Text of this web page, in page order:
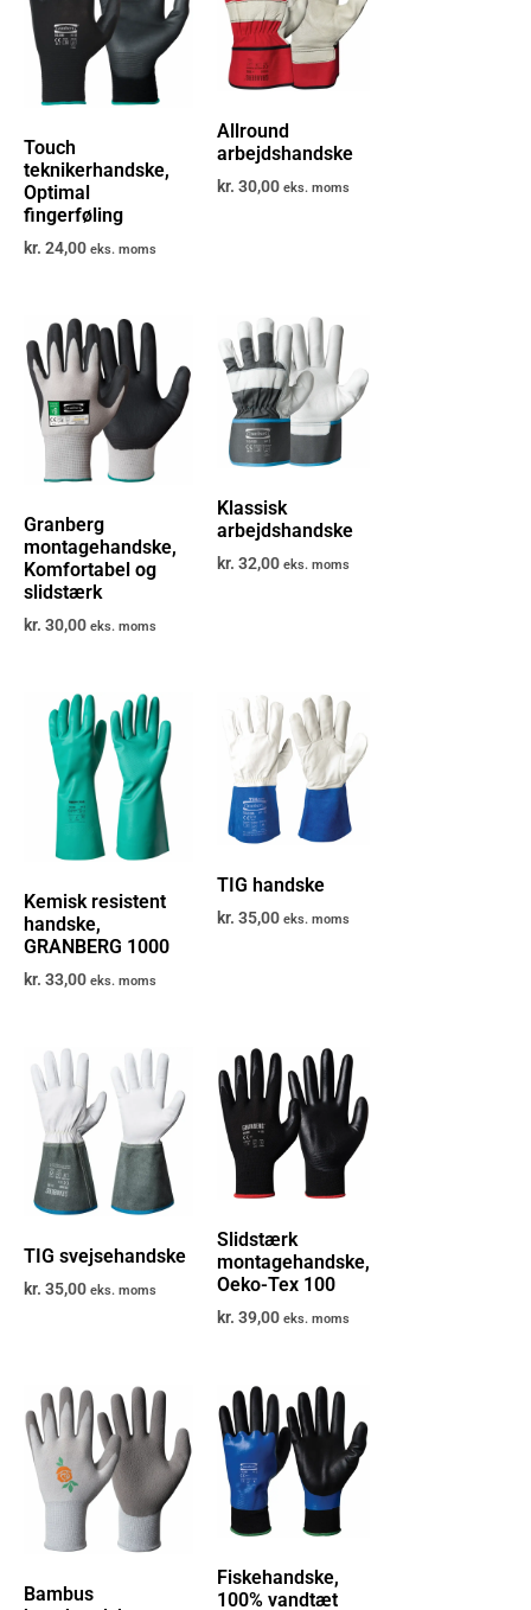
Touch
teknikerhandske,
Optimal
fingerføling
kr. 24,00 eks. moms
Allround
arbejdshandske
kr. 30,00 eks. moms
Granberg
montagehandske,
Komfortabel og
slidstærk
kr. 30,00 eks. moms
Klassisk
arbejdshandske
kr. 32,00 eks. moms
Kemisk resistent
handske,
GRANBERG 1000
kr. 33,00 eks. moms
TIG handske
kr. 35,00 eks. moms
TIG svejsehandske
kr. 35,00 eks. moms
Slidstærk
montagehandske,
Oeko-Tex 100
kr. 39,00 eks. moms
Bambus
Fiskehandske,
100% vandtæt